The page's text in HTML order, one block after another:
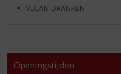
VEGAN DRANKEN
Openingstijden